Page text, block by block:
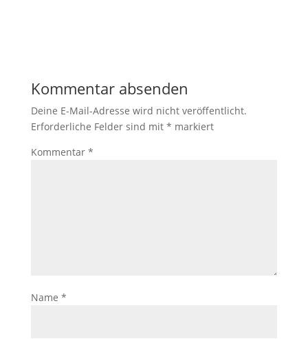
Kommentar absenden
Deine E-Mail-Adresse wird nicht veröffentlicht.
Erforderliche Felder sind mit * markiert
Kommentar *
Name *